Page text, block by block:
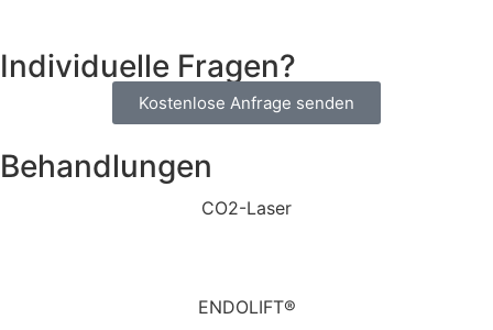
Individuelle Fragen?
Kostenlose Anfrage senden
Behandlungen
CO2-Laser
ENDOLIFT®